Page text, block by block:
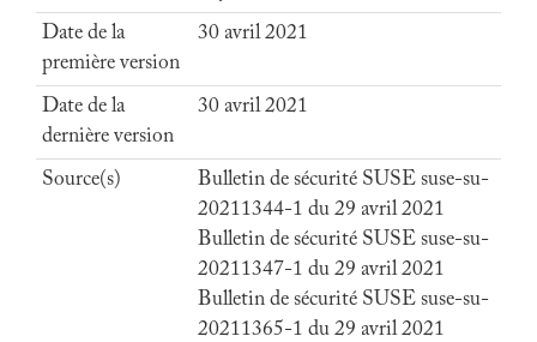
Date de la
première version
30 avril 2021
Date de la
dernière version
30 avril 2021
Source(s)
Bulletin de sécurité SUSE suse-su-
20211344-1 du 29 avril 2021
Bulletin de sécurité SUSE suse-su-
20211347-1 du 29 avril 2021
Bulletin de sécurité SUSE suse-su-
20211365-1 du 29 avril 2021